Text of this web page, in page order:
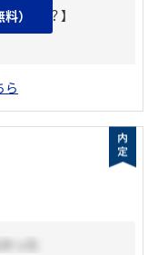
したか？】
）
ら
った